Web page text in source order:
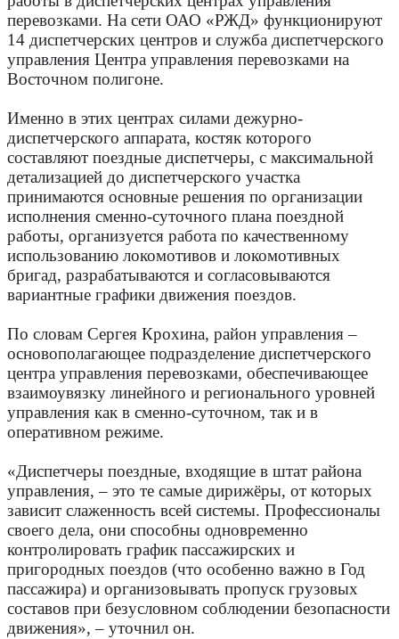
перевозками. На сети ОАО «РЖД» функционируют
14 диспетчерских центров и служба диспетчерского
управления Центра управления перевозками на
Восточном полигоне.
Именно в этих центрах силами дежурно-
диспетчерского аппарата, костяк которого
составляют поездные диспетчеры, с максимальной
детализацией до диспетчерского участка
принимаются основные решения по организации
исполнения сменно-суточного плана поездной
работы, организуется работа по качественному
использованию локомотивов и локомотивных
бригад, разрабатываются и согласовываются
вариантные графики движения поездов.
По словам Сергея Крохина, район управления –
основополагающее подразделение диспетчерского
центра управления перевозками, обеспечивающее
взаимоувязку линейного и регионального уровней
управления как в сменно-суточном, так и в
оперативном режиме.
«Диспетчеры поездные, входящие в штат района
управления, – это те самые дирижёры, от которых
зависит слаженность всей системы. Профессионалы
своего дела, они способны одновременно
контролировать график пассажирских и
пригородных поездов (что особенно важно в Год
пассажира) и организовывать пропуск грузовых
составов при безусловном соблюдении безопасности
движения», – уточнил он.